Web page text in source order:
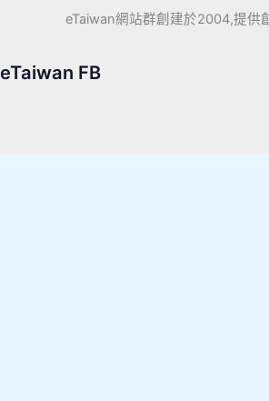
eTaiwan網站群創建於2004,提供
eTaiwan FB